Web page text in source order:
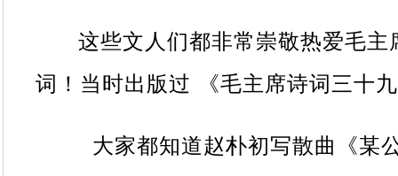
这些文人们都非常崇敬热爱毛主
词！当时出版过
《毛主席诗词三十
大家都知道赵朴初写散曲《某公